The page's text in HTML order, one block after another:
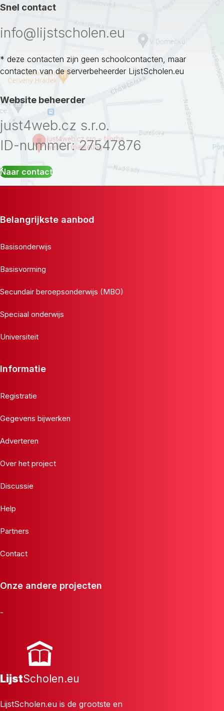
Snel contact
info@lijstscholen.eu
* deze contacten zijn geen schoolcontacten, maar
contacten van de serverbeheerder LijstScholen.eu
Website beheerder
just4web.cz s.r.o.
ID-nummer: 27547876
Naar contact
Belangrijkste aanbod
Basisonderwijs
Basisvorming
Secundair beroepsonderwijs (MBO)
Speciaal onderwijs
Universiteit
Informatie
Registratie
Gegevens bijwerken
Adverteren
Over het project
Discussie
Help
Partners
Contact
Onze andere projecten
-
LijstScholen.eu
LijstScholen.eu is de grootste en